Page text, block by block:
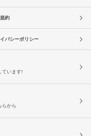
約
バシーポリシー
ています!
らから